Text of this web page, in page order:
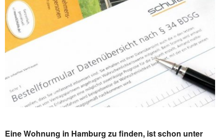
Eine Wohnung in Hamburg zu finden, ist schon unter